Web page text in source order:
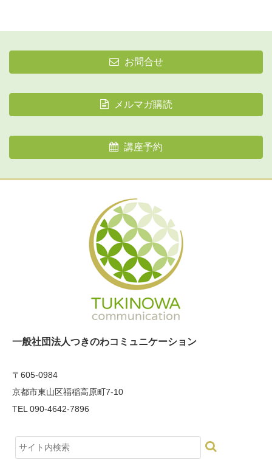
お問合せ
メルマガ購読
講座予約
一般社団法人つきのわコミュニケーション
〒605-0984
京都市東山区福稲高原町7-10
TEL 090-4642-7896